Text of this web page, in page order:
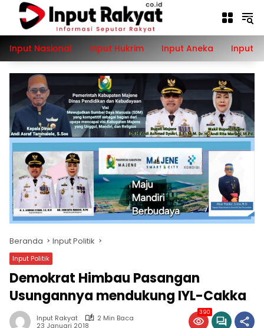
Langsung
konten
Input Nasional
Input Hukrim Input Aneka Input
Beranda Input Politik
Input Politik
Demokrat Himbau Pasangan
Usungannya mendukung IYL-Cakka
Input Rakyat
2 Min Baca
23 Januari 2018
390